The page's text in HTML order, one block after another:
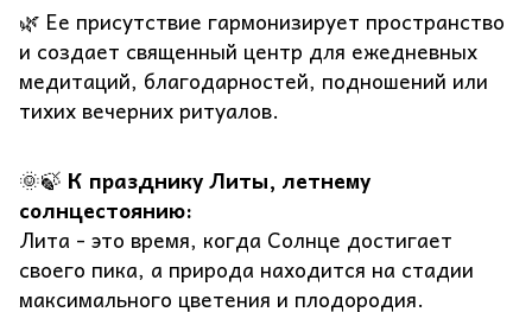
🌿 Ее присутствие гармонизирует пространство
и создает священный центр для ежедневных
медитаций, благодарностей, подношений или
тихих вечерних ритуалов.
🌞🍃 К празднику Литы, летнему
солнцестоянию:
Лита - это время, когда Солнце достигает
своего пика, а природа находится на стадии
максимального цветения и плодородия.